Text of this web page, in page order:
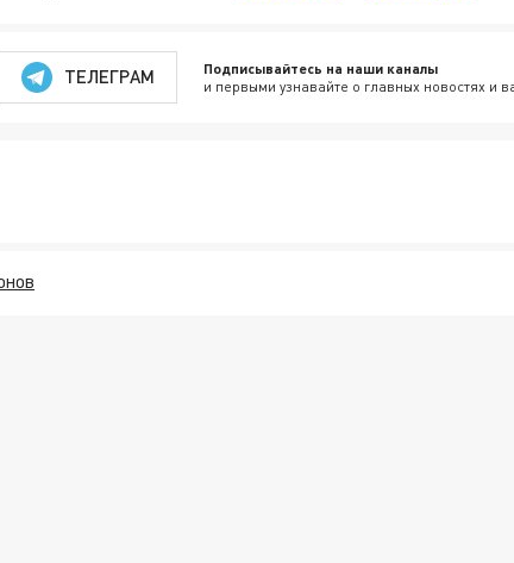
ТЕЛЕГРАМ Подписывайтесь на наши каналы
и первыми узнавайте о главных новостях и